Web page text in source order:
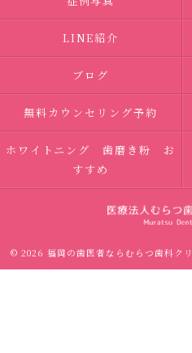
LINE紹介
ブログ
無料カウンセリング予約
ホワイトニング 歯磨き粉 お
すすめ
© 2026 福岡の歯医者ならむらつ歯科